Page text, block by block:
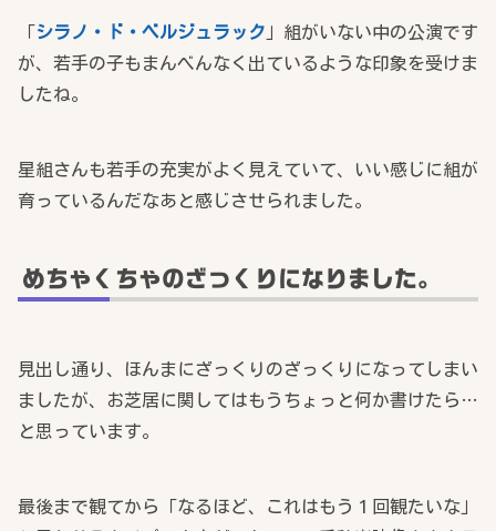
シラノ・ド・ベルジュラック 」組がいない中の公演です
が、若手の子もまんべんなく出ているような印象を受けま
したね。
星組さんも若手の充実がよく見えていて、いい感じに組が
育っているんだなあと感じさせられました。
めちゃくちゃのざっくりになりました。
見出し通り、ほんまにざっくりのざっくりになってしまい
ましたが、お芝居に関してはもうちょっと何か書けたら…
と思っています。
最後まで観てから「なるほど、これはもう１回観たいな」